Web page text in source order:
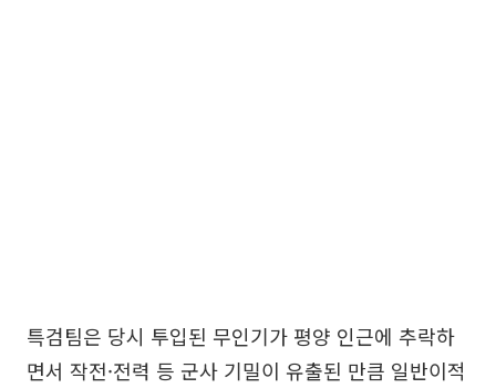
특검팀은 당시 투입된 무인기가 평양 인근에 추락하
면서 작전·전력 등 군사 기밀이 유출된 만큼 일반이적